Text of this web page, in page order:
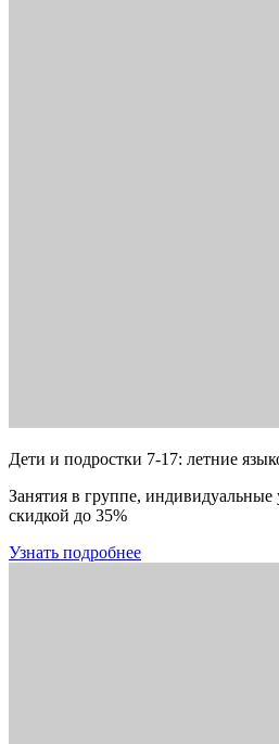
Дети и подростки 7-17: летние
Занятия в группе, индивидуальные
скидкой до 35%
Узнать подробнее